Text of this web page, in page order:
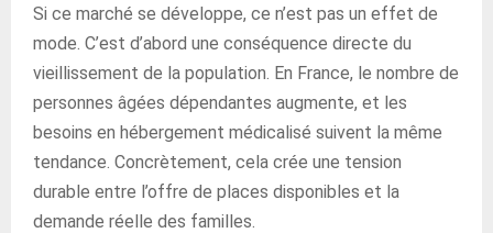
Si ce marché se développe, ce n’est pas un effet de
mode. C’est d’abord une conséquence directe du
vieillissement de la population. En France, le nombre de
personnes âgées dépendantes augmente, et les
besoins en hébergement médicalisé suivent la même
tendance. Concrètement, cela crée une tension
durable entre l’offre de places disponibles et la
demande réelle des familles.